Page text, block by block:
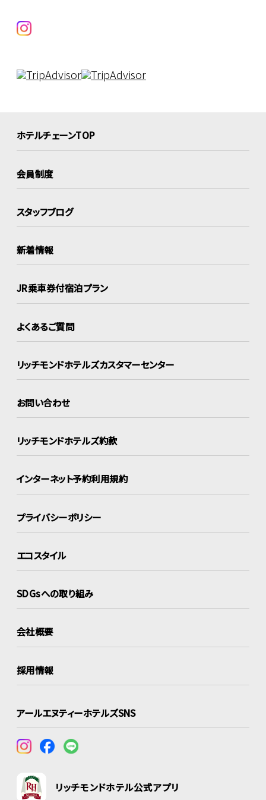
ホテルチェーンTOP
会員制度
スタッフブログ
新着情報
JR乗車券付宿泊プラン
よくあるご質問
リッチモンドホテルズカスタマーセンター
お問い合わせ
リッチモンドホテルズ約款
インターネット予約利用規約
プライバシーポリシー
エコスタイル
SDGsへの取り組み
会社概要
採用情報
アールエヌティーホテルズSNS
リッチモンドホテル公式アプリ